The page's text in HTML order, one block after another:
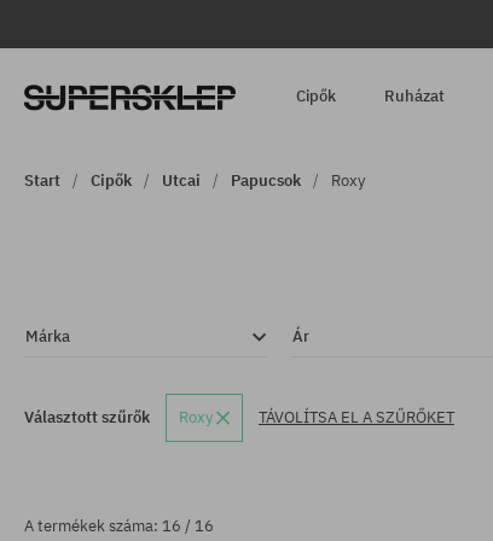
Cipők Ruházat
Start Cipők Utcai Papucsok Roxy
Márka Ár
Választott szűrők Roxy TÁVOLÍTSA EL A SZŰRŐKET
A termékek száma: 16 / 16